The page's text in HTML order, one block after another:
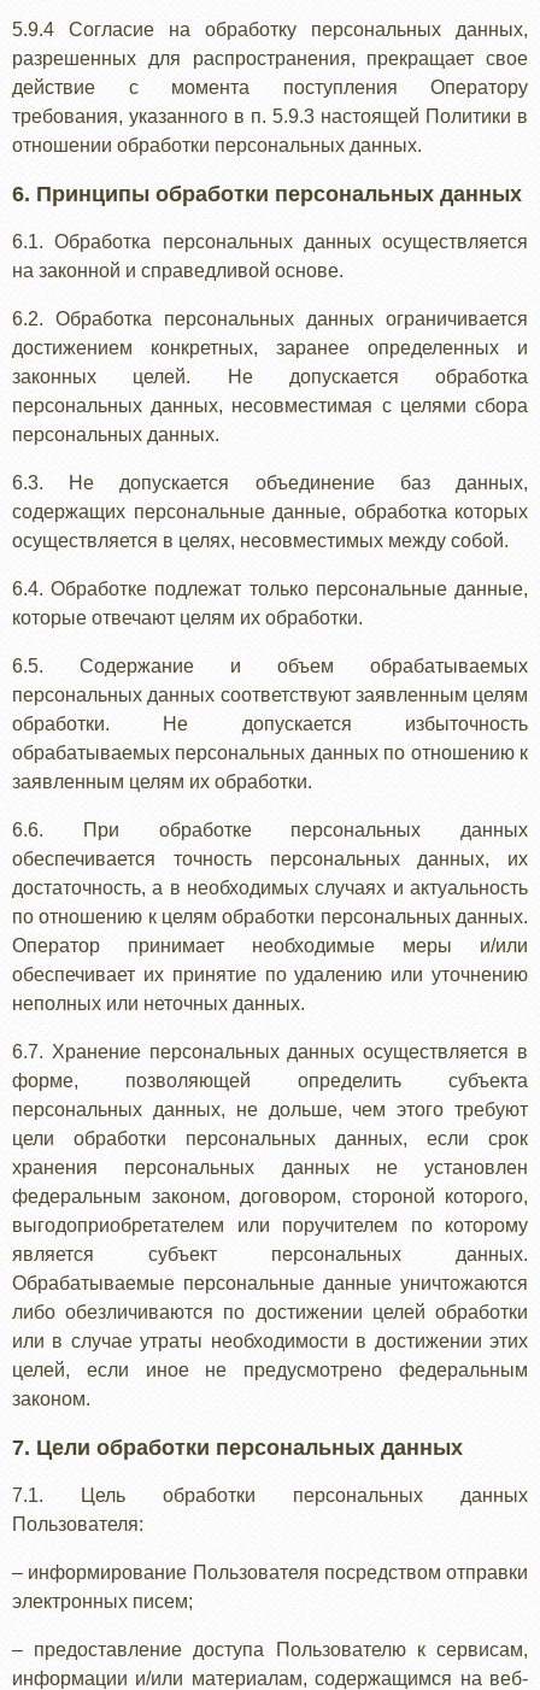
5.9.4 Согласие на обработку персональных данных,
разрешенных для распространения, прекращает свое
действие с момента поступления Оператору
требования, указанного в п. 5.9.3 настоящей Политики в
отношении обработки персональных данных.
6. Принципы обработки персональных данных
6.1. Обработка персональных данных осуществляется
на законной и справедливой основе.
6.2. Обработка персональных данных ограничивается
достижением конкретных, заранее определенных и
законных целей. Не допускается обработка
персональных данных, несовместимая с целями сбора
персональных данных.
6.3. Не допускается объединение баз данных,
содержащих персональные данные, обработка которых
осуществляется в целях, несовместимых между собой.
6.4. Обработке подлежат только персональные данные,
которые отвечают целям их обработки.
6.5. Содержание и объем обрабатываемых
персональных данных соответствуют заявленным целям
обработки. Не допускается избыточность
обрабатываемых персональных данных по отношению к
заявленным целям их обработки.
6.6. При обработке персональных данных
обеспечивается точность персональных данных, их
достаточность, а в необходимых случаях и актуальность
по отношению к целям обработки персональных данных.
Оператор принимает необходимые меры и/или
обеспечивает их принятие по удалению или уточнению
неполных или неточных данных.
6.7. Хранение персональных данных осуществляется в
форме, позволяющей определить субъекта
персональных данных, не дольше, чем этого требуют
цели обработки персональных данных, если срок
хранения персональных данных не установлен
федеральным законом, договором, стороной которого,
выгодоприобретателем или поручителем по которому
является субъект персональных данных.
Обрабатываемые персональные данные уничтожаются
либо обезличиваются по достижении целей обработки
или в случае утраты необходимости в достижении этих
целей, если иное не предусмотрено федеральным
законом.
7. Цели обработки персональных данных
7.1. Цель обработки персональных данных
Пользователя:
– информирование Пользователя посредством отправки
электронных писем;
– предоставление доступа Пользователю к сервисам,
информации и/или материалам, содержащимся на веб-